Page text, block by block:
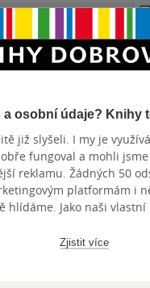
a osobní údaje? Knihy
již slyšeli. I my je
fungoval a mohli
reklamu. Žádných 50
platformám i
hlídáme. Jako naši
Zjistit více